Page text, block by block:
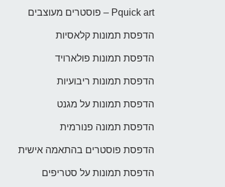
Pquick art – פוסטרים מעוצבים
הדפסת תמונות קלאסיות
הדפסת תמונות פולארויד
הדפסת תמונות ריבועיות
הדפסת תמונות על מגנט
הדפסת תמונה פנורמית
הדפסת פוסטרים בהתאמה אישית
הדפסת תמונות על סטריפים